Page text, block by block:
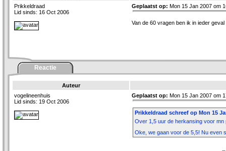
Prikkeldraad
Lid sinds: 16 Oct 2006
Geplaatst op: Mon 15 Jan 2007 om
Van de 60 vragen ben ik in ieder
Reactie
Auteur
vogelineenhuis
Lid sinds: 19 Oct 2006
Geplaatst op: Mon 15 Jan 2007 om
Prikkeldraad schreef op Mon 15
Over 1,5 uur de herkansing voor
Oke, we gaan voor de 5,5! Nu even